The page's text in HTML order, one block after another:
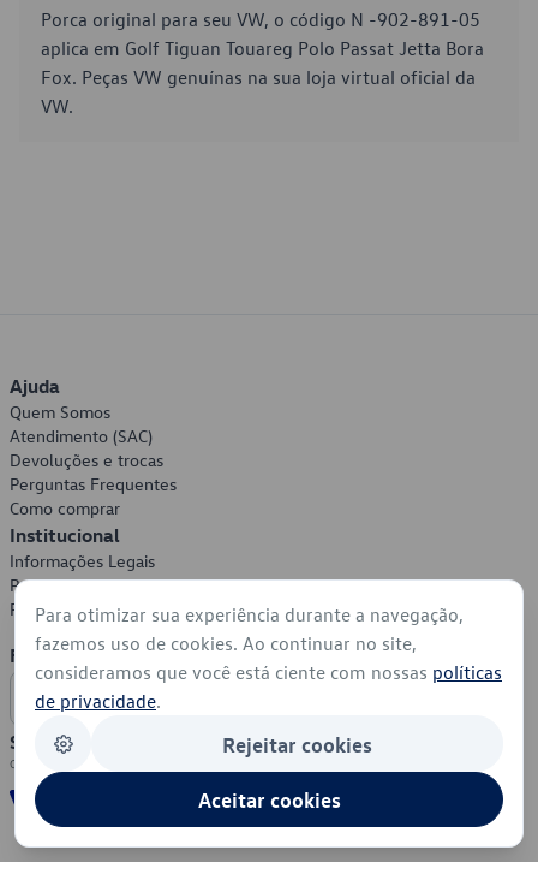
Porca original para seu VW, o código N -902-891-05
aplica em Golf Tiguan Touareg Polo Passat Jetta Bora
Fox. Peças VW genuínas na sua loja virtual oficial da
VW.
Ajuda
Quem Somos
Atendimento (SAC)
Devoluções e trocas
Perguntas Frequentes
Como comprar
Institucional
Informações Legais
Política de Privacidade
Política de Cookies
Formas de Pagamento
Segurança
Para otimizar sua experiência durante a navegação,
fazemos uso de cookies. Ao continuar no site,
consideramos que você está ciente com nossas políticas
de privacidade.
Rejeitar cookies
Aceitar cookies